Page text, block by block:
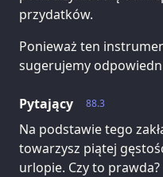
przydatków.
Ponieważ ten
sugerujemy
88.3
Pytający
Na podstawie tego
towarzysz piątej
urlopie. Czy to prawda?